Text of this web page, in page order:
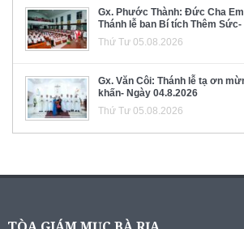
Gx. Phước Thành: Đức Cha
Thánh lễ ban Bí tích Thêm Sức-
Thứ Tư 05.08.2026
Gx. Văn Côi: Thánh lễ tạ ơn
khấn- Ngày 04.8.2026
Thứ Tư 05.08.2026